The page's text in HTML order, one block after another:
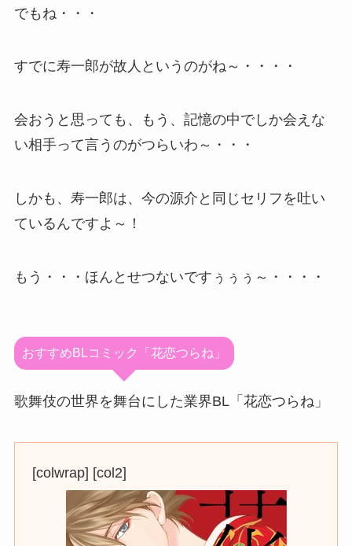
でもね・・・
すでに寿一郎が故人というのがね～・・・・
会おうと思っても、もう、記憶の中でしか会えな
い相手って言うのがつらいわ～・・・
しかも、寿一郎は、今の源介と同じセリフを吐い
ているんですよ～！
もう・・・ほんとせつないですぅぅぅ～・・・・
おすすめBLコミック「花恋つらね」
歌舞伎の世界を舞台にした業界BL「花恋つらね」
[colwrap] [col2]